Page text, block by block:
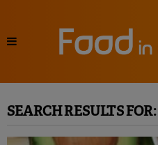
SEARCH RESULTS FOR: